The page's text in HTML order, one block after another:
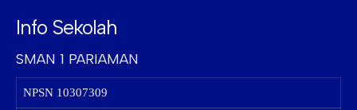
Info Sekolah
SMAN 1 PARIAMAN
NPSN 10307309